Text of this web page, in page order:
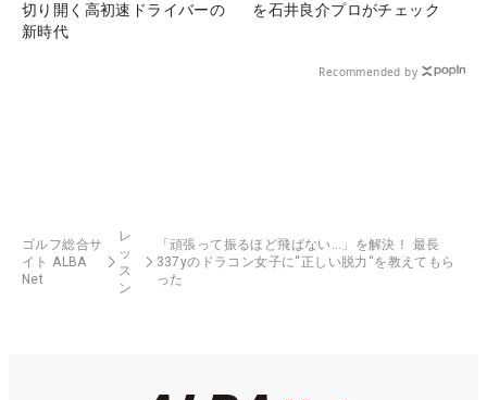
切り開く高初速ドライバーの
新時代
を石井良介プロがチェック
Recommended by
ゴルフ総合サ
イト ALBA
Net
レ
ッ
ス
ン
「頑張って振るほど飛ばない…」を解決！ 最長
337yのドラコン女子に“正しい脱力“を教えてもら
った